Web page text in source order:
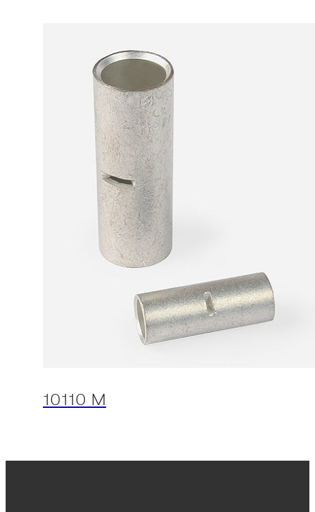
10110 M